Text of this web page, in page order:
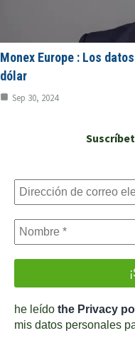
Monex Europe : Los
dólar
Sep 30, 2024
he leído the Privacy
mis datos personales